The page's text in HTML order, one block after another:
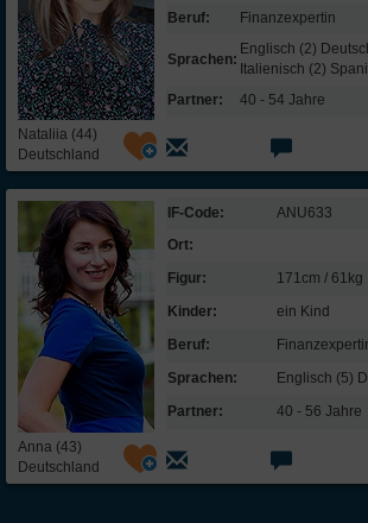
Ich bin originell und habe oft neue Ideen.
Neuem gegenüber bin ich eher vorsichtig.
Ich interessiere mich sehr für Kunst, Musik
und Kultur.
Traditionen und alte Werte sind mir sehr
wichtig.
Partner:
Mein Idealmann:
Alter:
36-54 Jahre
Größe:
mindestens 165 cm
Eigenschaften:
gutherzig, familienorientiert,
intelligent, zuverlässig,
Darf mein
Partner Kinder
Ja
Nataliia (44)
Deutschland
Beruf:
Finanz­expertin
Sprachen:
Englisch (2)
Italienisch (2)
Partner:
40 - 54 Jahre
Anna (43)
Deutschland
IF-Code:
ANU633
Ort:
Figur:
171cm / 61kg
Kinder:
ein Kind
Beruf:
Sprachen:
Englisch (5)
Partner:
40 - 56 Jahre